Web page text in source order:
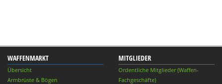
WAFFENMARKT
Übersicht
Armbrüste & Bögen
MITGLIEDER
Ordentliche Mitglieder (Waffen-
Fachgeschäfte)